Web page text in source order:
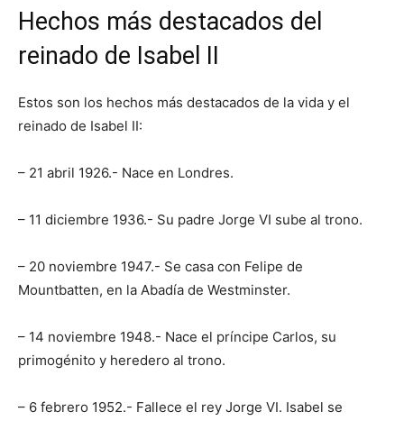
Hechos más destacados del
reinado de Isabel II
Estos son los hechos más destacados de la vida y el
reinado de Isabel II:
– 21 abril 1926.- Nace en Londres.
– 11 diciembre 1936.- Su padre Jorge VI sube al trono.
– 20 noviembre 1947.- Se casa con Felipe de
Mountbatten, en la Abadía de Westminster.
– 14 noviembre 1948.- Nace el príncipe Carlos, su
primogénito y heredero al trono.
– 6 febrero 1952.- Fallece el rey Jorge VI. Isabel se